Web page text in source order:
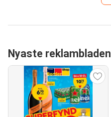
Nyaste reklambladen